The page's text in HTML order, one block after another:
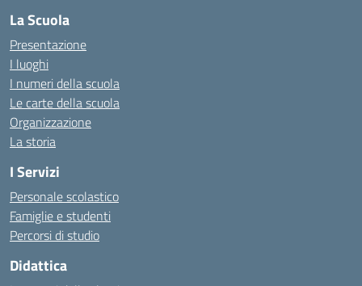
La Scuola
Presentazione
I luoghi
I numeri della scuola
Le carte della scuola
Organizzazione
La storia
I Servizi
Personale scolastico
Famiglie e studenti
Percorsi di studio
Didattica